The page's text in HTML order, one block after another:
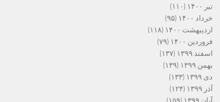
تیر ۱۴۰۰
(۱۱۰)
خرداد ۱۴۰۰
(۹۵)
اردیبهشت ۱۴۰۰
(۱۱۸)
فروردین ۱۴۰۰
(۷۹)
اسفند ۱۳۹۹
(۱۳۷)
بهمن ۱۳۹۹
(۱۳۹)
دی ۱۳۹۹
(۱۳۳)
آذر ۱۳۹۹
(۱۲۴)